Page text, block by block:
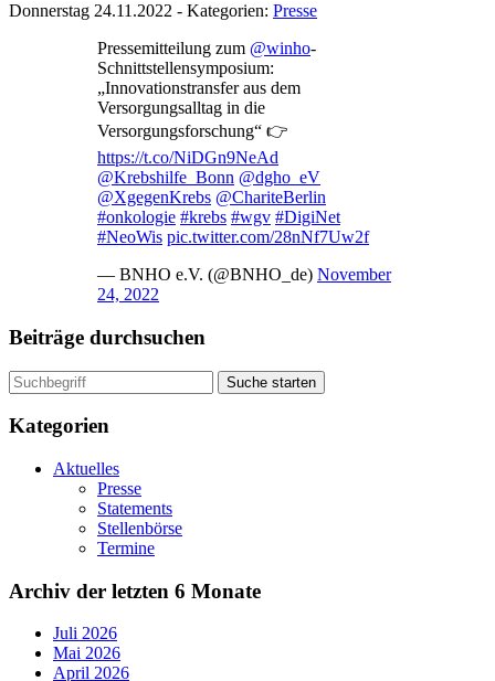
Donnerstag 24.11.2022 - Kategorien: Presse
Pressemitteilung zum @winho-
Schnittstellensymposium:
„Innovationstransfer aus dem
Versorgungsalltag in die
Versorgungsforschung“ 👉
https://t.co/NiDGn9NeAd
@Krebshilfe_Bonn @dgho_eV
@XgegenKrebs @ChariteBerlin
#onkologie #krebs #wgv #DigiNet
#NeoWis pic.twitter.com/28nNf7Uw2f
— BNHO e.V. (@BNHO_de) November
24, 2022
Beiträge durchsuchen
Suche starten
Kategorien
Aktuelles
Presse
Statements
Stellenbörse
Termine
Archiv der letzten 6 Monate
Juli 2026
Mai 2026
April 2026